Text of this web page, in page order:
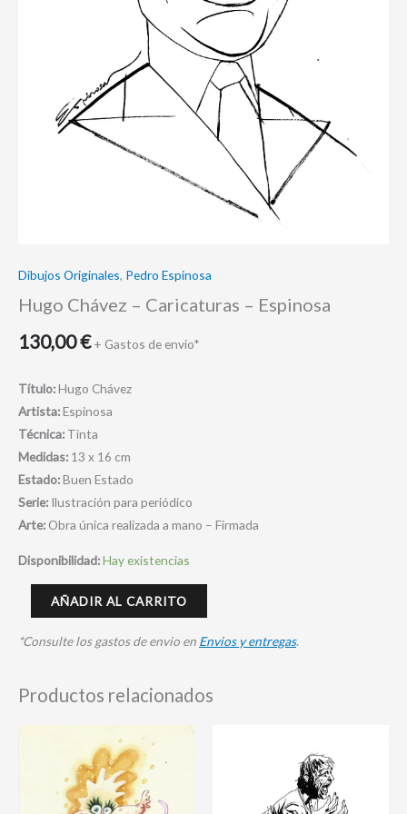
Dibujos Originales, Pedro Espinosa
Hugo Chávez – Caricaturas – Espinosa
130,00€ + Gastos de envio*
Título:Hugo Chávez
Artista:Espinosa
Técnica: Tinta
Medidas: 13 x 16 cm
Estado:Buen Estado
Serie: Ilustración para periódico
Arte: Obra única realizada a mano – Firmada
Disponibilidad:Hay existencias
AÑADIR AL CARRITO
*Consulte los gastos de envio en Envios y entregas.
Productos relacionados